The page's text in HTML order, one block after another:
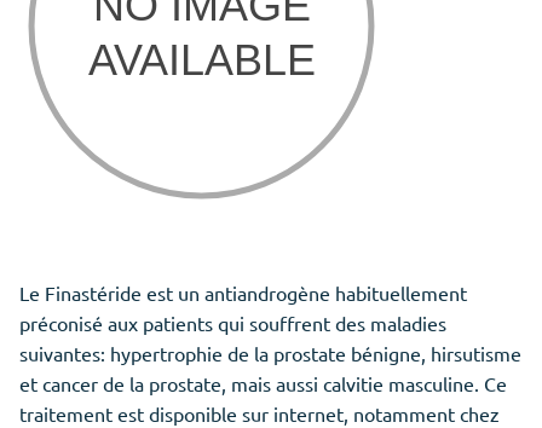
Le Finastéride est un antiandrogène habituellement
préconisé aux patients qui souffrent des maladies
suivantes: hypertrophie de la prostate bénigne, hirsutisme
et cancer de la prostate, mais aussi calvitie masculine. Ce
traitement est disponible sur internet, notamment chez